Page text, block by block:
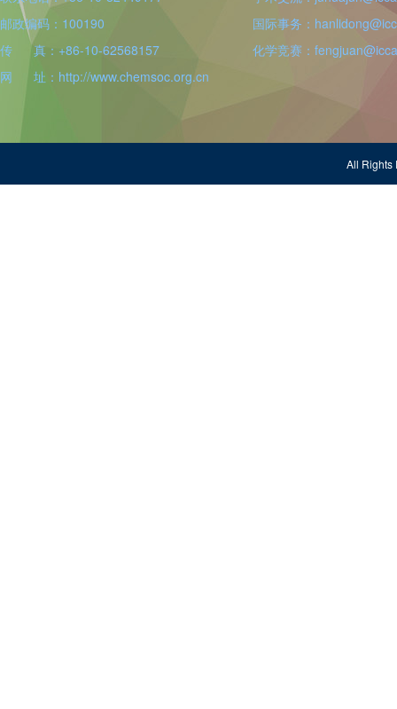
邮政编码：100190
传 真：+86-10-62568157
网 址：http://www.chemsoc.org.cn
国际事务：
化学竞赛：
All Rights